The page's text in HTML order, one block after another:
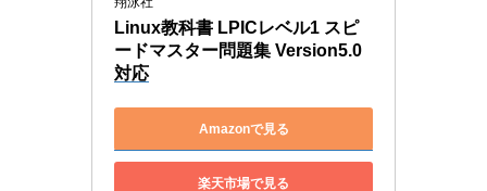
Linux教科書 LPICレベル1 スピ
ードマスター問題集 Version5.0
対応
Amazonで見る
楽天市場で見る